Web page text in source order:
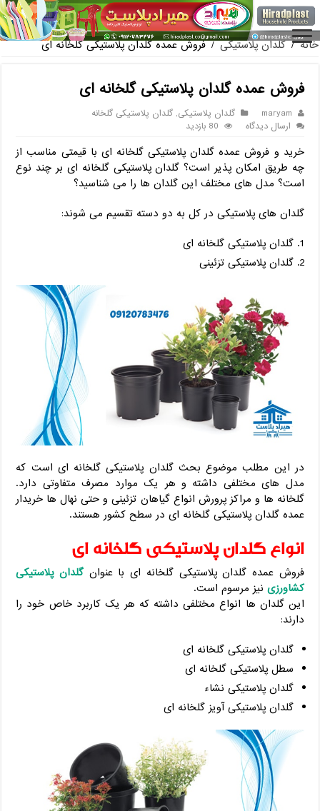
فروش گلدان پلاستیکی گلخانه ب
خانه / گلدان پلاستیکی / فروش عمده گلدان پلاستیکی گلخانه ای
فروش عمده گلدان پلاستیکی گلخانه ای
maryam گلدان پلاستیکی,گلدان پلاستیکی گلخانه
ارسال دیدگاه
80 بازدید
خرید و فروش عمده گلدان پلاستیکی گلخانه ای با قیمتی مناسب از
چه طریق امکان پذیر است؟ گلدان پلاستیکی گلخانه ای بر چند نوع
است؟ مدل های مختلف این گلدان ها را می شناسید؟
گلدان های پلاستیکی در کل به دو دسته تقسیم می شوند:
گلدان پلاستیکی گلخانه ای
گلدان پلاستیکی تزئینی
در این مطلب موضوع بحث گلدان پلاستیکی گلخانه ای است که
مدل های مختلفی داشته و هر یک موارد مصرف متفاوتی دارد.
گلخانه ها و مراکز پرورش انواع گیاهان تزئینی و حتی نهال ها خریدار
عمده گلدان پلاستیکی گلخانه ای در سطح کشور هستند.
انواع گلدان پلاستیکی گلخانه ای
فروش عمده گلدان پلاستیکی گلخانه ای با عنوانگلدان پلاستیکی
کشاورزی نیز مرسوم است.
این گلدان ها انواع مختلفی داشته که هر یک کاربرد خاص خود را
دارند:
گلدان پلاستیکی گلخانه ای
سطل پلاستیکی گلخانه ای
گلدان پلاستیکی نشاء
گلدان پلاستیکی آویز گلخانه ای